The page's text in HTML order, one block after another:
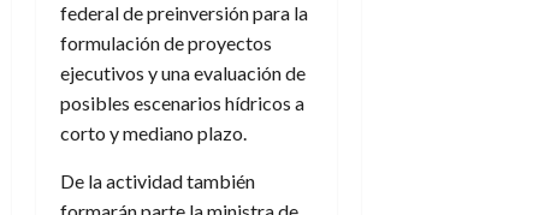
federal de preinversión para la
formulación de proyectos
ejecutivos y una evaluación de
posibles escenarios hídricos a
corto y mediano plazo.
De la actividad también